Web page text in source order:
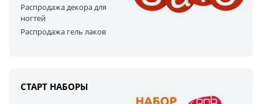
Распродажа декора для
ногтей
Распродажа гель лаков
СТАРТ НАБОРЫ